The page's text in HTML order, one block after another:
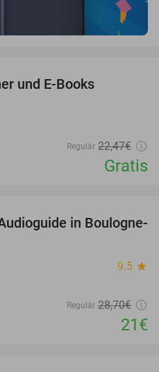
und E-Books
Regulär 22,47€
Gratis
27%
in Boulogne-
9.5 star
Regulär 28,70€
21€